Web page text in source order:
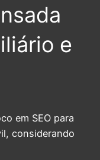
e
em SEO para
considerando